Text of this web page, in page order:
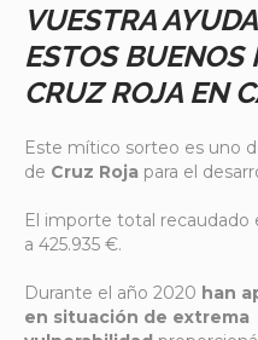
VUESTRA
ESTOS BUENOS
CRUZ ROJA EN
Este mítico sorteo es uno
de Cruz Roja para el
El importe total recaudado
a 425.935 €.
Durante el año 2020 han
en situación de extrema